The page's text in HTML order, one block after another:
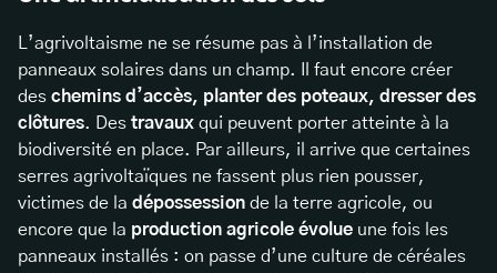
L’agrivoltaisme ne se résume pas à l’installation de
panneaux solaires dans un champ. Il faut encore créer
des chemins d’accès, planter des poteaux, dresser des
clôtures. Des travaux qui peuvent porter atteinte à la
biodiversité en place. Par ailleurs, il arrive que certaines
serres agrivoltaïques ne fassent plus rien pousser,
victimes de la dépossession de la terre agricole, ou
encore que la production agricole évolue une fois les
panneaux installés : on passe d’une culture de céréales